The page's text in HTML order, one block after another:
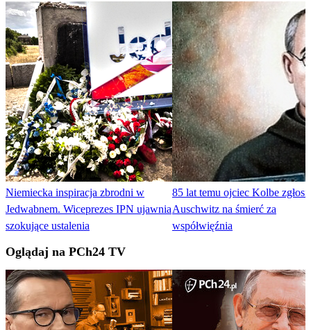
Niemiecka inspiracja zbrodni w
Jedwabnem. Wiceprezes IPN ujawnia
szokujące ustalenia
85 lat temu ojciec Kolbe
Auschwitz na śmierć za
współwięźnia
Oglądaj na PCh24 TV